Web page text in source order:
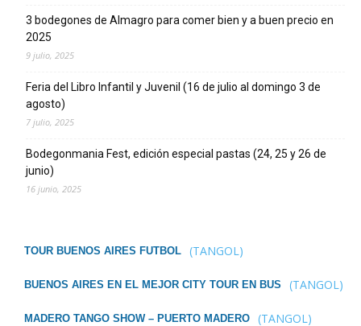
3 bodegones de Almagro para comer bien y a buen precio en
2025
9 julio, 2025
Feria del Libro Infantil y Juvenil (16 de julio al domingo 3 de
agosto)
7 julio, 2025
Bodegonmania Fest, edición especial pastas (24, 25 y 26 de
junio)
16 junio, 2025
TOUR BUENOS AIRES FUTBOL (TANGOL)
BUENOS AIRES EN EL MEJOR CITY TOUR EN BUS (TANGOL)
MADERO TANGO SHOW – PUERTO MADERO (TANGOL)